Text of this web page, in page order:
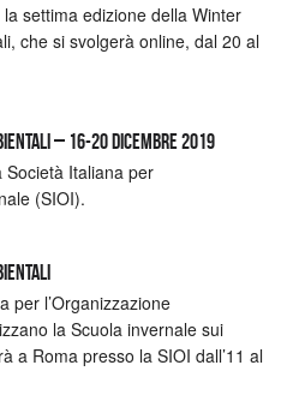
settima edizione della Winter
che si svolgerà online, dal 20 al
– 16-20 Dicembre 2019
Società Italiana per
(SIOI).
per l’Organizzazione
la Scuola invernale sui
a Roma presso la SIOI dall’11 al